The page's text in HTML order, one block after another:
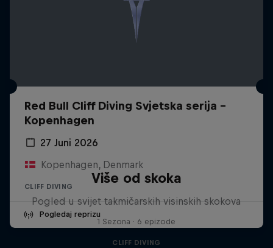
Red Bull Cliff Diving Svjetska serija -
Kopenhagen
27 Juni 2026
Kopenhagen, Denmark
CLIFF DIVING
Pogledaj reprizu
Više od skoka
Pogled u svijet takmičarskih visinskih skokova
1 Sezona · 6 epizode
CLIFF DIVING